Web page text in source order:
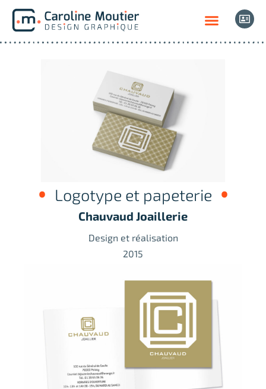
Logotype et papeterie
Chauvaud Joaillerie
Design et réalisation
2015